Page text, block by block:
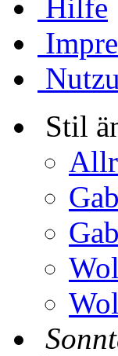
Hilfe
Stil